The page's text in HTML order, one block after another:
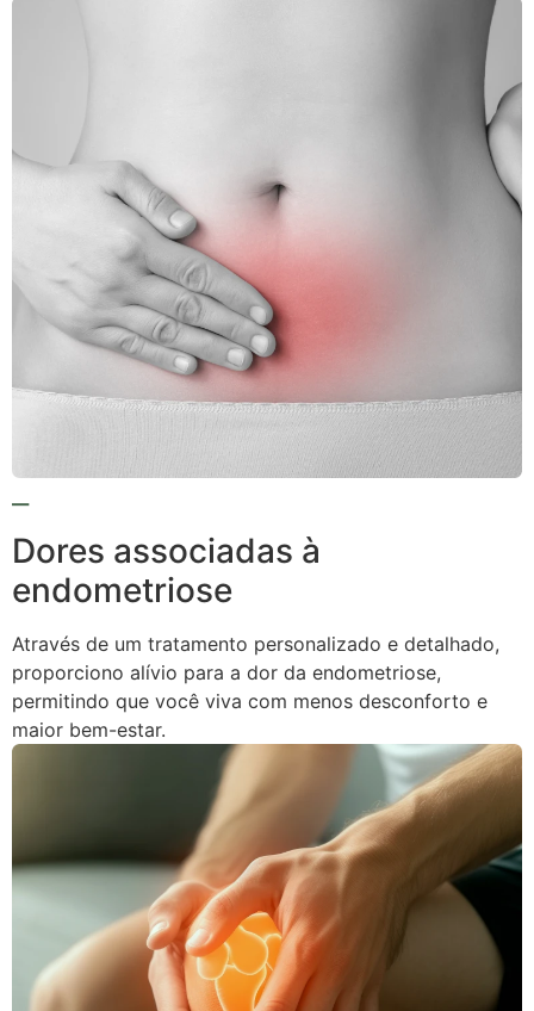
Dores associadas à
endometriose
Através de um tratamento personalizado e detalhado,
proporciono alívio para a dor da endometriose,
permitindo que você viva com menos desconforto e
maior bem-estar.